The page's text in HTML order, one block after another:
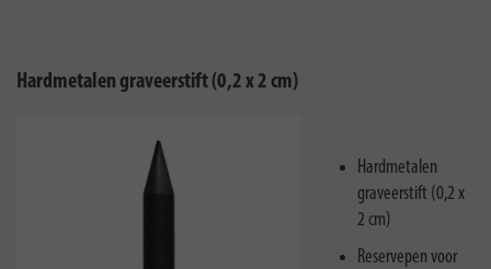
Hardmetalen graveerstift (0,2 x 2 cm)
Hardmetalen
graveerstift (0,2 x
2 cm)
Reservepen voor